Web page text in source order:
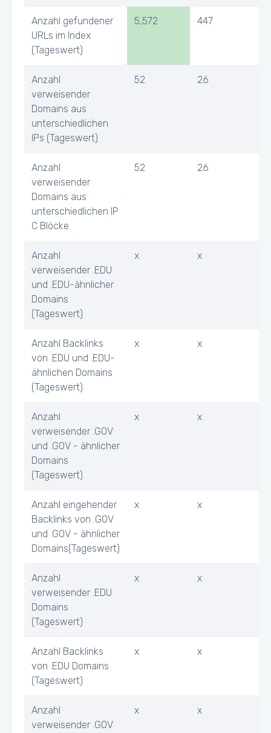
Anzahl gefundener
URLs im Index
(Tageswert)
5,572 447
Anzahl
verweisender
Domains aus
unterschiedlichen
IPs (Tageswert)
52 26
Anzahl
verweisender
Domains aus
unterschiedlichen IP
C Blöcke
52 26
Anzahl
verweisender .EDU
und .EDU-ähnlicher
Domains
(Tageswert)
x x
Anzahl Backlinks
von .EDU und .EDU-
ähnlichen Domains
(Tageswert)
x x
Anzahl
verweisender .GOV
und .GOV - ähnlicher
Domains
(Tageswert)
x x
Anzahl eingehender
Backlinks von .GOV
und .GOV - ähnlicher
Domains(Tageswert)
x x
Anzahl
verweisender .EDU
Domains
(Tageswert)
x x
Anzahl Backlinks
von .EDU Domains
(Tageswert)
x x
Anzahl
verweisender .GOV
x x